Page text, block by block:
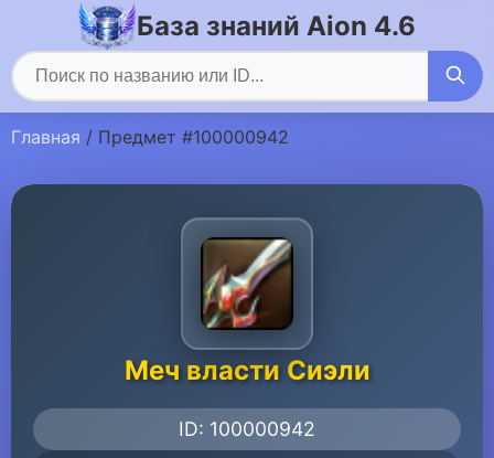
База знаний Aion 4.6
Главная / Предмет #100000942
Меч власти Сиэли
ID: 100000942